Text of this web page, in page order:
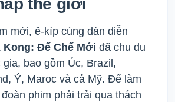
thế giới
mới, ê-kíp cùng dàn diễn
Kong: Đế Chế Mới đã chu du
bao gồm Úc, Brazil,
Ý, Maroc và cả Mỹ. Để làm
phim phải trải qua thách